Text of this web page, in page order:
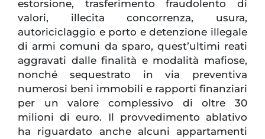
estorsione, trasferimento fraudolento di
valori, illecita concorrenza, usura,
autoriciclaggio e porto e detenzione illegale
di armi comuni da sparo, quest’ultimi reati
aggravati dalle finalità e modalità mafiose,
nonché sequestrato in via preventiva
numerosi beni immobili e rapporti finanziari
per un valore complessivo di oltre 30
milioni di euro. Il provvedimento ablativo
ha riguardato anche alcuni appartamenti